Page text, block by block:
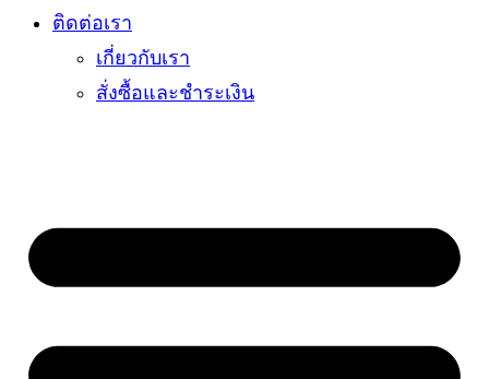
ติดต่อเรา
เกี่ยวกับเรา
สั่งซื้อและชำระเงิน